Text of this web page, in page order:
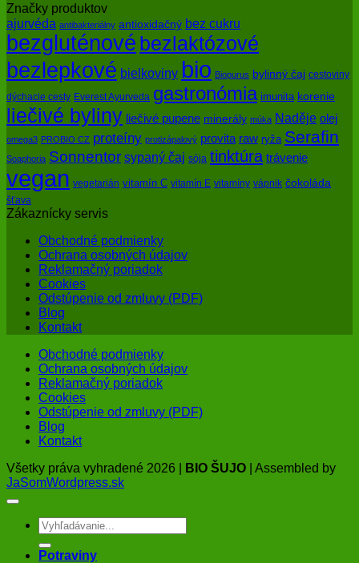
ovplyvňujú
zdravie
Značky produktov
ajurvéda antibakteriálny antioxidačný bez cukru
bezgluténové bezlaktózové
bezlepkové bielkoviny bio Biopurus bylinný čaj cestoviny
dýchacie cesty Everest Ayurveda gastronómia imunita korenie
liečivé byliny liečivé pupene minerály múka Naděje olej
omega3 PROBIO CZ proteíny protizápalový provita raw ryža Serafin
Soaphoria Sonnentor sypaný čaj sója tinktúra trávenie
vegan vegetarián vitamín C vitamín E vitamíny vápnik čokoláda
šťava
Zákaznícky servis
Obchodné podmienky
Ochrana osobných údajov
Reklamačný poriadok
Cookies
Odstúpenie od zmluvy (PDF)
Blog
Kontakt
Obchodné podmienky
Ochrana osobných údajov
Reklamačný poriadok
Cookies
Odstúpenie od zmluvy (PDF)
Blog
Kontakt
Všetky práva vyhradené 2026 |
BIO ŠUJO | Assembled by
JaSomWordpress.sk
Hľadať:
Potraviny